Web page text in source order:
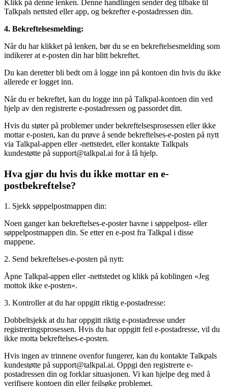
Klikk på denne lenken. Denne handlingen sender deg tilbake til
Talkpals nettsted eller app, og bekrefter e-postadressen din.
4. Bekreftelsesmelding:
Når du har klikket på lenken, bør du se en bekreftelsesmelding som
indikerer at e-posten din har blitt bekreftet.
Du kan deretter bli bedt om å logge inn på kontoen din hvis du ikke
allerede er logget inn.
Når du er bekreftet, kan du logge inn på Talkpal-kontoen din ved
hjelp av den registrerte e-postadressen og passordet ditt.
Hvis du støter på problemer under bekreftelsesprosessen eller ikke
mottar e-posten, kan du prøve å sende bekreftelses-e-posten på nytt
via Talkpal-appen eller -nettstedet, eller kontakte Talkpals
kundestøtte på support@talkpal.ai for å få hjelp.
Hva gjør du hvis du ikke mottar en e-
postbekreftelse?
1. Sjekk søppelpostmappen din:
Noen ganger kan bekreftelses-e-poster havne i søppelpost- eller
søppelpostmappen din. Se etter en e-post fra Talkpal i disse
mappene.
2. Send bekreftelses-e-posten på nytt:
Åpne Talkpal-appen eller -nettstedet og klikk på koblingen «Jeg
mottok ikke e-posten».
3. Kontroller at du har oppgitt riktig e-postadresse:
Dobbeltsjekk at du har oppgitt riktig e-postadresse under
registreringsprosessen. Hvis du har oppgitt feil e-postadresse, vil du
ikke motta bekreftelses-e-posten.
Hvis ingen av trinnene ovenfor fungerer, kan du kontakte Talkpals
kundestøtte på support@talkpal.ai. Oppgi den registrerte e-
postadressen din og forklar situasjonen. Vi kan hjelpe deg med å
verifisere kontoen din eller feilsøke problemet.